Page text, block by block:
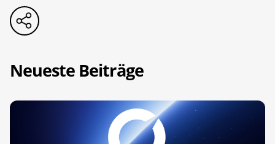
Neueste Beiträge